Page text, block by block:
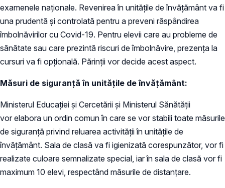
examenele naționale. Revenirea în unitățile de învățământ va fi
una prudentă și controlată pentru a preveni răspândirea
îmbolnăvirilor cu Covid-19. Pentru elevii care au probleme de
sănătate sau care prezintă riscuri de îmbolnăvire, prezența la
cursuri va fi opțională. Părinții vor decide acest aspect.
Măsuri de siguranță în unitățile de învățământ:
Ministerul Educației și Cercetării și Ministerul Sănătății
vor elabora un ordin comun în care se vor stabili toate măsurile
de siguranță privind reluarea activității în unitățile de
învățământ. Sala de clasă va fi igienizată corespunzător, vor fi
realizate culoare semnalizate special, iar în sala de clasă vor fi
maximum 10 elevi, respectând măsurile de distanțare.